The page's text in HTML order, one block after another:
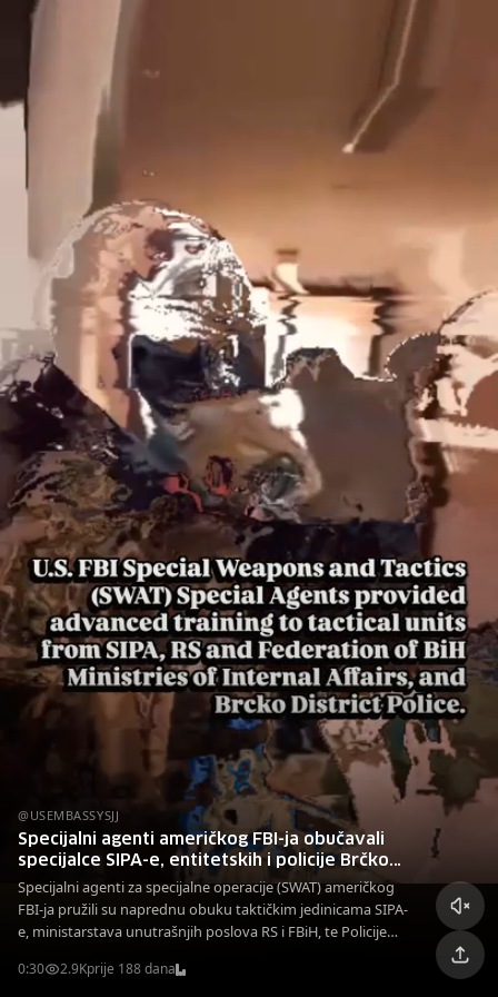
@USEMBASSYSJJ
Specijalni agenti američkog FBI-ja obučavali
specijalce SIPA-e, entitetskih i policije Brčko
distrikta
Specijalni agenti za specijalne operacije (SWAT) američkog
FBI-ja pružili su naprednu obuku taktičkim jedinicama SIPA-
e, ministarstava unutrašnjih poslova RS i FBiH, te Policije
0:30 2.9Kprije 188 dana